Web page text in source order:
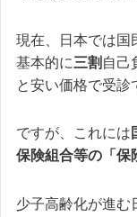
現在、日本では国
基本的に三割 自己
と安い価格で受診
ですが、これには
保険組合等の「保
少子高齢化が進む